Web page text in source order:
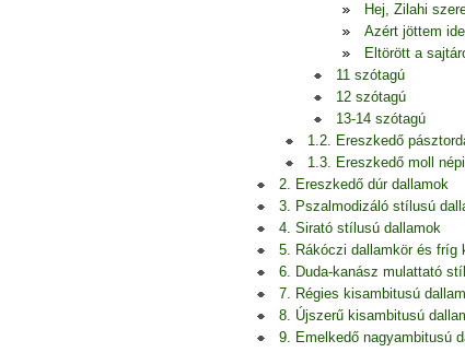
Hej, Zilahi
Azért jöttem
Eltörött a
11 szótagú
12 szótagú
13-14 szótagú
1.2. Ereszkedő
1.3. Ereszkedő moll
2. Ereszkedő dúr dallamok
3. Pszalmodizáló stílusú
4. Sirató stílusú dallamok
5. Rákóczi dallamkör és fríg
6. Duda-kanász mulattató
7. Régies kisambitusú
8. Újszerű kisambitusú
9. Emelkedő nagyambitusú